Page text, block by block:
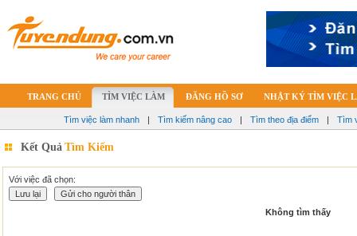
TRANG CHỦ TÌM VIỆC LÀM ĐĂNG HỒ SƠ NHẬT KÝ TÌM VIỆC
Tìm việc làm nhanh | Tìm kiếm nâng cao | Tìm theo địa điểm | Tìm
Kết Quả Tìm Kiếm
Với việc đã chọn:
Không tìm thấy